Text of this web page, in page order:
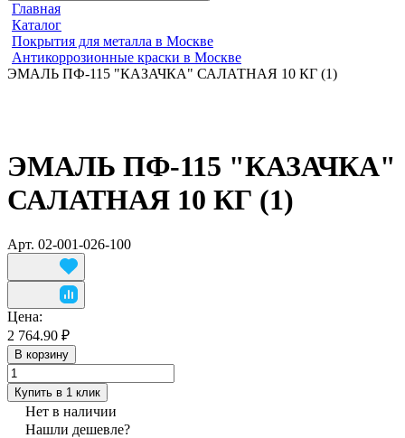
Главная
Каталог
Покрытия для металла в Москве
Антикоррозионные краски в Москве
ЭМАЛЬ ПФ-115 "КАЗАЧКА" САЛАТНАЯ 10 КГ (1)
ЭМАЛЬ ПФ-115 "КАЗАЧКА"
САЛАТНАЯ 10 КГ (1)
Арт. 02-001-026-100
Цена:
2 764.90 ₽
В корзину
Купить в 1 клик
Нет в наличии
Нашли дешевле?